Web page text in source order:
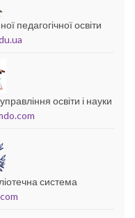
педагогічної освіти
освіти і науки
система